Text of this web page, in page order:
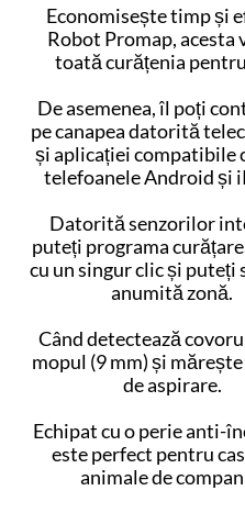
Economisește timp și
Robot Promap, acesta
toată curățenia
De asemenea, îl poți
pe canapea datorită
și aplicației compatibile
telefoanele Android și
Datorită senzorilor
puteți programa
cu un singur clic și puteți
anumită zonă.
Când detectează
mopul (9 mm) și
de aspirare.
Echipat cu o perie anti-
este perfect pentru
animale de